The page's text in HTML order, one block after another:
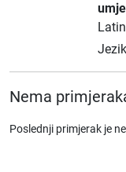
Nema
Poslednji primjerak je